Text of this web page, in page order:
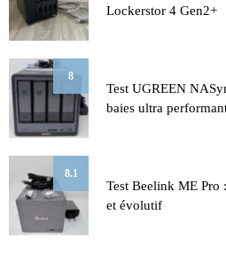
Lockerstor 4 Gen2+
8
Test UGREEN
baies ultra
8.1
Test Beelink ME
et évolutif